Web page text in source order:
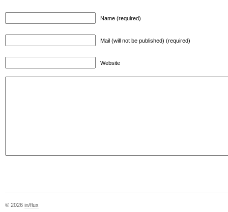
Name (required)
Mail (will not be published) (required)
Website
© 2026 in/flux